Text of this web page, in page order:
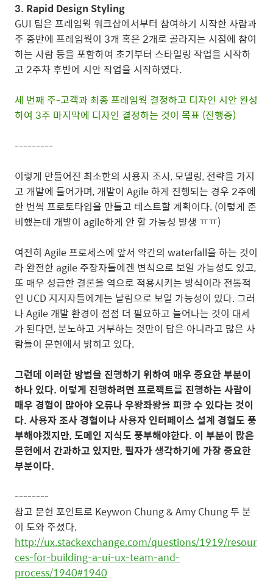
3. Rapid Design Styling
GUI 팀은 프레임웍 워크샵에서부터 참여하기 시작한 사람과
주 중반에 프레임웍이 3개 혹은 2개로 골라지는 시점에 참여
하는 사람 등을 포함하여 초기부터 스타일링 작업을 시작하
고 2주차 후반에 시안 작업을 시작하였다.
세 번째 주-고객과 최종 프레임웍 결정하고 디자인 시안 완성
하여 3주 마지막에 디자인 결정하는 것이 목표 (진행중)
---------
이렇게 만들어진 최소한의 사용자 조사, 모델링, 전략을 가지
고 개발에 들어가며, 개발이 Agile 하게 진행되는 경우 2주에
한 번씩 프로토타입을 만들고 테스트할 계획이다. (이렇게 준
비했는데 개발이 agile하게 안 할 가능성 발생 ㅠㅠ)
여전히 Agile 프로세스에 앞서 약간의 waterfall을 하는 것이
라 완전한 agile 주장자들에겐 변칙으로 보일 가능성도 있고,
또 매우 성급한 결론을 역으로 적용시키는 방식이라 전통적
인 UCD 지지자들에게는 날림으로 보일 가능성이 있다. 그러
나 Agile 개발 환경이 점점 더 필요하고 늘어나는 것이 대세
가 된다면, 분노하고 거부하는 것만이 답은 아니라고 많은 사
람들이 문헌에서 밝히고 있다.
그런데 이러한 방법을 진행하기 위하여 매우 중요한 부분이
하나 있다. 이렇게 진행하려면 프로젝트를 진행하는 사람이
매우 경험이 많아야 오류나 우왕좌왕을 피할 수 있다는 것이
다. 사용자 조사 경험이나 사용자 인터페이스 설계 경험도 풍
부해야겠지만, 도메인 지식도 풍부해야한다. 이 부분이 많은
문헌에서 간과하고 있지만, 필자가 생각하기에 가장 중요한
부분이다.
--------
참고 문헌 포인트로 Keywon Chung & Amy Chung 두 분
이 도와 주셨다.
http://ux.stackexchange.com/questions/1919/resour
ces-for-building-a-ui-ux-team-and-
process/1940#1940